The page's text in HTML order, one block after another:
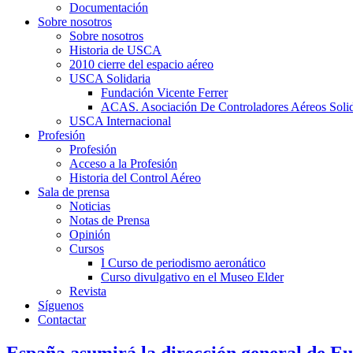
Documentación
Sobre nosotros
Sobre nosotros
Historia de USCA
2010 cierre del espacio aéreo
USCA Solidaria
Fundación Vicente Ferrer
ACAS. Asociación De Controladores Aéreos
USCA Internacional
Profesión
Profesión
Acceso a la Profesión
Historia del Control Aéreo
Sala de prensa
Noticias
Notas de Prensa
Opinión
Cursos
I Curso de periodismo aeronático
Curso divulgativo en el Museo Elder
Revista
Síguenos
Contactar